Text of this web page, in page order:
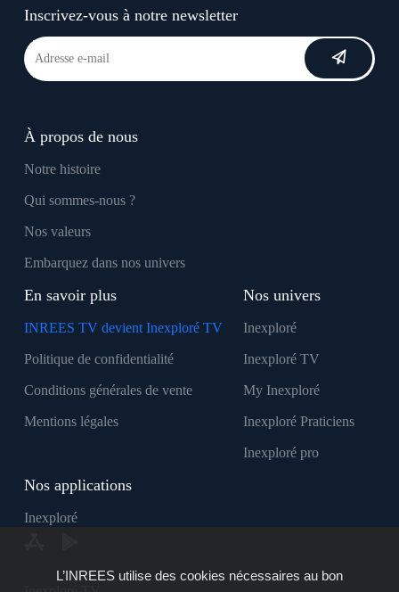
Inscrivez-vous à notre newsletter
À propos de nous
Notre histoire
Qui sommes-nous ?
Nos valeurs
Embarquez dans nos univers
En savoir plus
INREES TV devient Inexploré TV
Politique de confidentialité
Conditions générales de vente
Mentions légales
Nos univers
Inexploré
Inexploré TV
My Inexploré
Inexploré Praticiens
Inexploré pro
Nos applications
Inexploré
L’INREES utilise des cookies nécessaires au bon